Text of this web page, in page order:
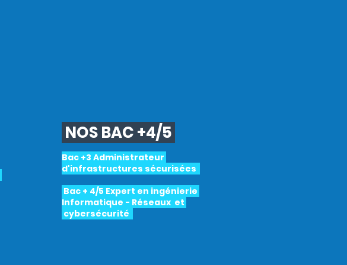
NOS BAC +4/5
Bac +3 Administrateur
d'infrastructures sécurisées
Bac + 4/5 Expert en ingénierie
Informatique - Réseaux et
cybersécurité